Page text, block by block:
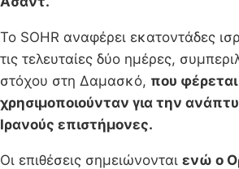
Το SOHR αναφέρει εκατοντάδες
τις τελευταίες δύο ημέρες,
στόχου στη Δαμασκό, που
χρησιμοποιούνταν για την
Ιρανούς επιστήμονες.
Οι επιθέσεις σημειώνονται ενώ ο